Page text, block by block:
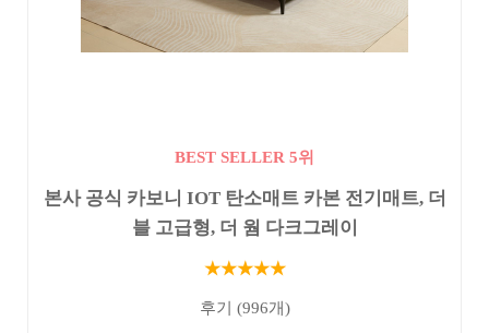
BEST SELLER 5위
본사 공식 카보니 IOT 탄소매트 카본 전기매트, 더
블 고급형, 더 웜 다크그레이
★★★★★
후기 (996개)